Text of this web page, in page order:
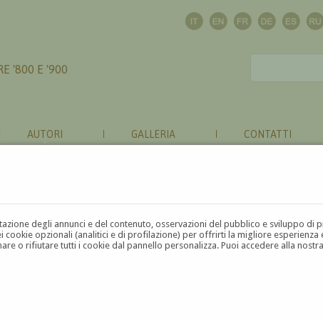
degli annunci e del contenuto, osservazioni del pubblico e sviluppo di
opzionali (analitici e di profilazione) per offrirti la migliore esperienza
o rifiutare tutti i cookie dal pannello personalizza. Puoi accedere alla
'800 E '900
AUTORI GALLERIA CONTATTI
L M N O P Q R S T U V W X Y Z